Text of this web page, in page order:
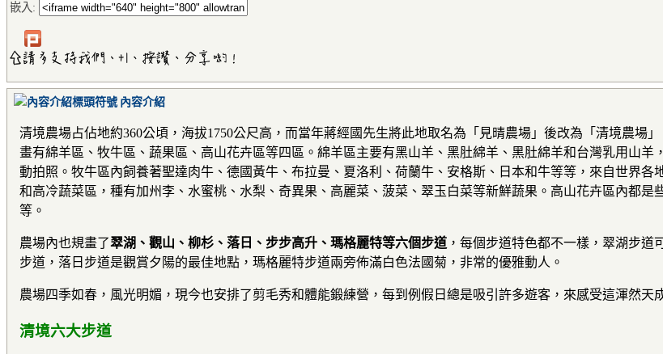
嵌入:
內容介紹
清境農場占佔地約360公頃，海拔1750公尺高，而當年蔣經國先生將此地取名為「見晴農場」後改為「清境農場
畫有綿羊區、牧牛區、蔬果區、高山花卉區等四區。綿羊區主要有黑山羊、黑肚綿羊、黑肚綿羊和台灣乳用山羊
動拍照。牧牛區內飼養著聖達肉牛、德國黃牛、布拉曼、夏洛利、荷蘭牛、安格斯、日本和牛等等，來自世界各
和高冷蔬菜區，種有加州李、水蜜桃、水梨、奇異果、高麗菜、菠菜、翠玉白菜等新鮮蔬果。高山花卉區內都是
等。
農場內也規畫了翠湖、觀山、柳杉、落日、步步高升、瑪格麗特等六個步道 ，每個步道特色都不一樣，翠湖步
步道，落日步道是觀賞夕陽的最佳地點，瑪格麗特步道兩旁佈滿白色法國菊，非常的優雅動人。
農場四季如春，風光明媚，現今也安排了剪毛秀和體能鍛練營，每到例假日總是吸引許多遊客，來感受這渾然天
清境六大步道